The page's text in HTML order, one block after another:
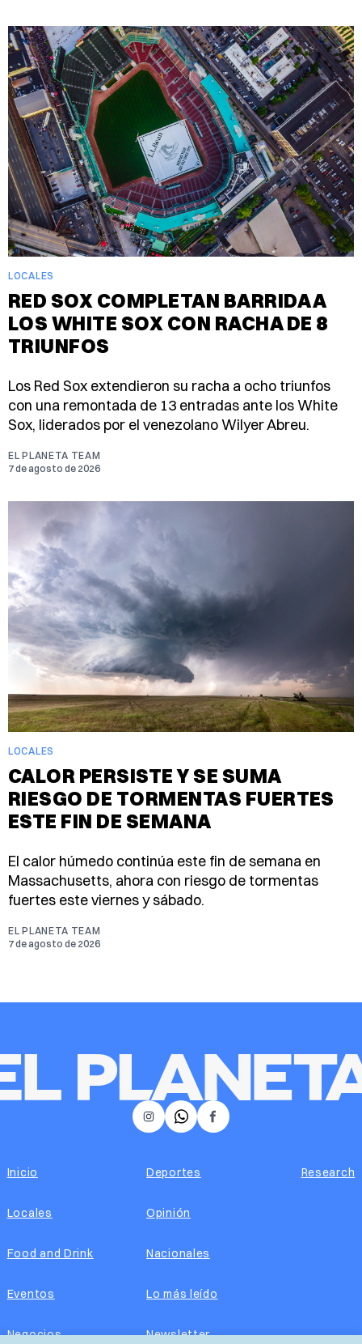
LOCALES
RED SOX COMPLETAN BARRIDA A
LOS WHITE SOX CON RACHA DE 8
TRIUNFOS
Los Red Sox extendieron su racha a ocho triunfos
con una remontada de 13 entradas ante los White
Sox, liderados por el venezolano Wilyer Abreu.
EL PLANETA TEAM
7 de agosto de 2026
LOCALES
CALOR PERSISTE Y SE SUMA
RIESGO DE TORMENTAS FUERTES
ESTE FIN DE SEMANA
El calor húmedo continúa este fin de semana en
Massachusetts, ahora con riesgo de tormentas
fuertes este viernes y sábado.
EL PLANETA TEAM
7 de agosto de 2026
𝕏 Facebook
Instagram
Inicio
Locales
Food and Drink
Eventos
Negocios
Deportes
Opinión
Nacionales
Lo más leído
Newsletter
Research